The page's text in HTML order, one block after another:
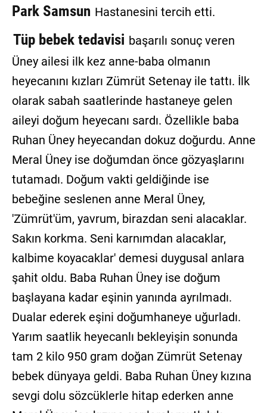
Park Samsun Hastanesini tercih etti.
Tüp bebek tedavisi başarılı sonuç veren
Üney ailesi ilk kez anne-baba olmanın
heyecanını kızları Zümrüt Setenay ile tattı. İlk
olarak sabah saatlerinde hastaneye gelen
aileyi doğum heyecanı sardı. Özellikle baba
Ruhan Üney heyecandan dokuz doğurdu. Anne
Meral Üney ise doğumdan önce gözyaşlarını
tutamadı. Doğum vakti geldiğinde ise
bebeğine seslenen anne Meral Üney,
'Zümrüt'üm, yavrum, birazdan seni alacaklar.
Sakın korkma. Seni karnımdan alacaklar,
kalbime koyacaklar' demesi duygusal anlara
şahit oldu. Baba Ruhan Üney ise doğum
başlayana kadar eşinin yanında ayrılmadı.
Dualar ederek eşini doğumhaneye uğurladı.
Yarım saatlik heyecanlı bekleyişin sonunda
tam 2 kilo 950 gram doğan Zümrüt Setenay
bebek dünyaya geldi. Baba Ruhan Üney kızına
sevgi dolu sözcüklerle hitap ederken anne